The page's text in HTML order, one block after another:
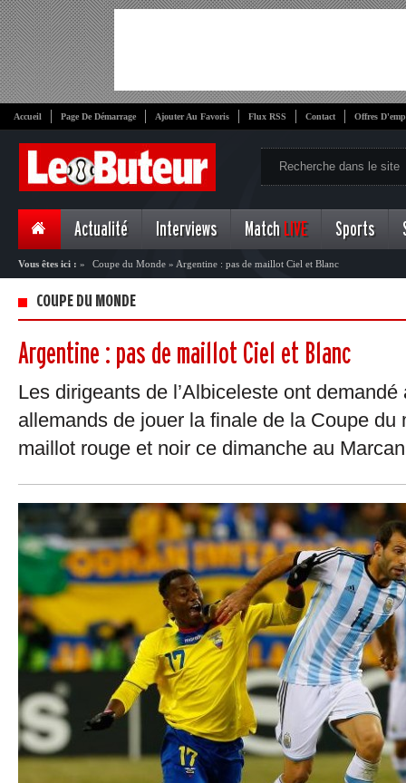
Accueil Page De Démarrage Ajouter Au Favoris Flux RSS Contact Offres
Actualité Interviews Match LIVE Sports
Vous êtes ici : » Coupe du Monde » Argentine : pas de maillot Ciel et Blanc
COUPE DU MONDE
Argentine : pas de maillot Ciel et Blanc
Les dirigeants de l’Albiceleste ont
allemands de jouer la finale de la Coupe du
maillot rouge et noir ce dimanche au